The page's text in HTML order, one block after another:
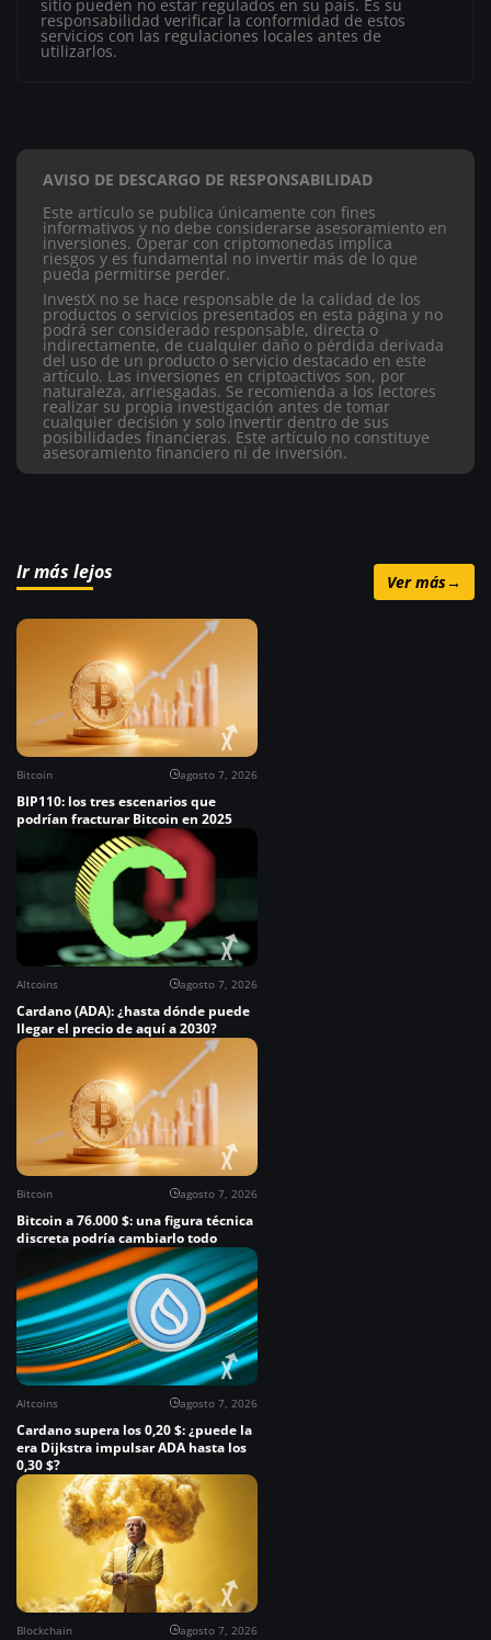
sitio pueden no estar regulados en su país. Es su
responsabilidad verificar la conformidad de estos
servicios con las regulaciones locales antes de
utilizarlos.
AVISO DE DESCARGO DE RESPONSABILIDAD
Este artículo se publica únicamente con fines
informativos y no debe considerarse asesoramiento en
inversiones. Operar con criptomonedas implica
riesgos y es fundamental no invertir más de lo que
pueda permitirse perder.
InvestX no se hace responsable de la calidad de los
productos o servicios presentados en esta página y no
podrá ser considerado responsable, directa o
indirectamente, de cualquier daño o pérdida derivada
del uso de un producto o servicio destacado en este
artículo. Las inversiones en criptoactivos son, por
naturaleza, arriesgadas. Se recomienda a los lectores
realizar su propia investigación antes de tomar
cualquier decisión y solo invertir dentro de sus
posibilidades financieras. Este artículo no constituye
asesoramiento financiero ni de inversión.
Ir más lejos Ver más→
Bitcoin agosto 7, 2026
BIP110: los tres escenarios que
podrían fracturar Bitcoin en 2025
Altcoins agosto 7, 2026
Cardano (ADA): ¿hasta dónde puede
llegar el precio de aquí a 2030?
Bitcoin agosto 7, 2026
Bitcoin a 76.000 $: una figura técnica
discreta podría cambiarlo todo
Altcoins agosto 7, 2026
Cardano supera los 0,20 $: ¿puede la
era Dijkstra impulsar ADA hasta los
0,30 $?
Blockchain agosto 7, 2026